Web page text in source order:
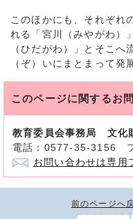
このほかにも、それぞれ
れる「宮川（みやがわ）
（ひだがわ）」とそこ
（ぞ）いにまとまって発
このページに関するお
教育委員会事務局 文化
電話：0577-35-3156
お問い合わせは専用
前のページへ